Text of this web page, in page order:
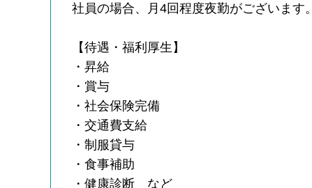
社員の場合、月4回程度夜勤がございます。
【待遇・福利厚生】
・昇給
・賞与
・社会保険完備
・交通費支給
・制服貸与
・食事補助
・健康診断 など